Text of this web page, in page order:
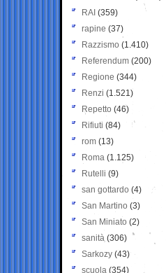
RAI (359)
rapine (37)
Razzismo (1.410)
Referendum (200)
Regione (344)
Renzi (1.521)
Repetto (46)
Rifiuti (84)
rom (13)
Roma (1.125)
Rutelli (9)
san gottardo (4)
San Martino (3)
San Miniato (2)
sanità (306)
Sarkozy (43)
scuola (354)